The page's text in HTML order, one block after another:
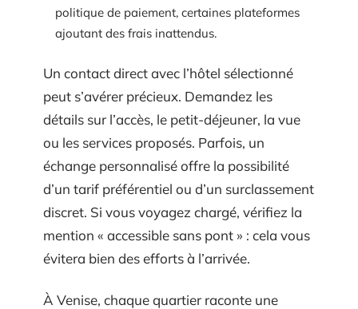
politique de paiement, certaines plateformes
ajoutant des frais inattendus.
Un contact direct avec l’hôtel sélectionné
peut s’avérer précieux. Demandez les
détails sur l’accès, le petit-déjeuner, la vue
ou les services proposés. Parfois, un
échange personnalisé offre la possibilité
d’un tarif préférentiel ou d’un surclassement
discret. Si vous voyagez chargé, vérifiez la
mention « accessible sans pont » : cela vous
évitera bien des efforts à l’arrivée.
À Venise, chaque quartier raconte une